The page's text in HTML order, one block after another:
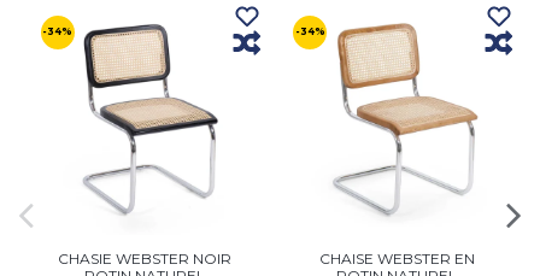
-34%
CHASIE WEBSTER NOIR
-34%
CHAISE WEBSTER EN